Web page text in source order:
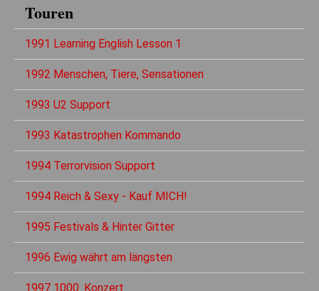
Touren
1991 Learning English Lesson 1
1992 Menschen, Tiere, Sensationen
1993 U2 Support
1993 Katastrophen Kommando
1994 Terrorvision Support
1994 Reich & Sexy - Kauf MICH!
1995 Festivals & Hinter Gitter
1996 Ewig währt am längsten
1997 1000. Konzert